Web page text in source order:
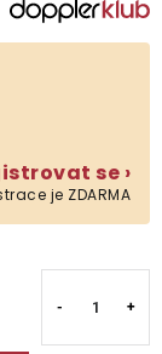
se ›
je ZDARMA